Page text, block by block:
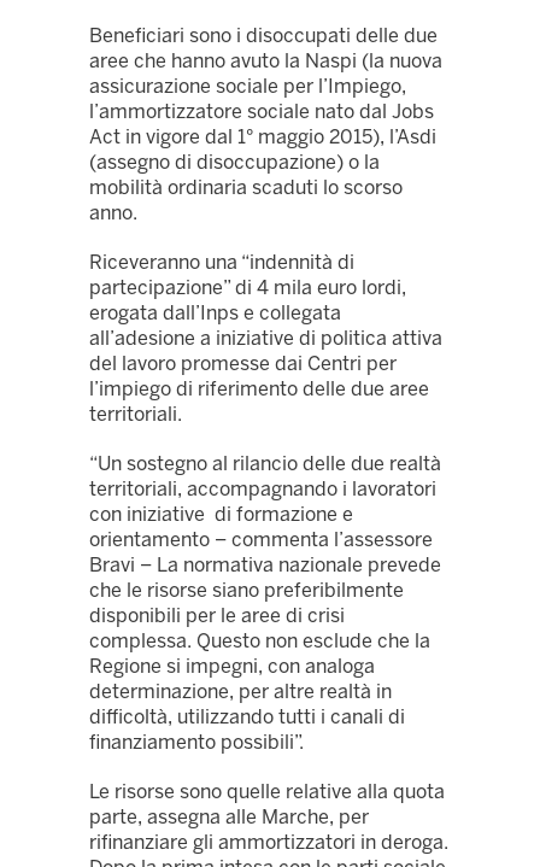
Beneficiari sono i disoccupati delle due
aree che hanno avuto la Naspi (la nuova
assicurazione sociale per l’Impiego,
l’ammortizzatore sociale nato dal Jobs
Act in vigore dal 1° maggio 2015), l’Asdi
(assegno di disoccupazione) o la
mobilità ordinaria scaduti lo scorso
anno.
Riceveranno una “indennità di
partecipazione” di 4 mila euro lordi,
erogata dall’Inps e collegata
all’adesione a iniziative di politica attiva
del lavoro promesse dai Centri per
l’impiego di riferimento delle due aree
territoriali.
“Un sostegno al rilancio delle due realtà
territoriali, accompagnando i lavoratori
con iniziative di formazione e
orientamento – commenta l’assessore
Bravi – La normativa nazionale prevede
che le risorse siano preferibilmente
disponibili per le aree di crisi
complessa. Questo non esclude che la
Regione si impegni, con analoga
determinazione, per altre realtà in
difficoltà, utilizzando tutti i canali di
finanziamento possibili”.
Le risorse sono quelle relative alla quota
parte, assegna alle Marche, per
rifinanziare gli ammortizzatori in deroga.